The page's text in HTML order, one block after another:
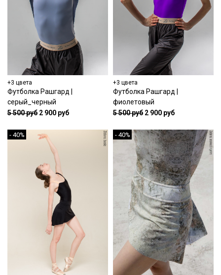
+3 цвета
Футболка Рашгард |
серый_черный
5 500 руб 2 900 руб
+3 цвета
Футболка Рашгард |
фиолетовый
5 500 руб 2 900 руб
- 40% - 40%